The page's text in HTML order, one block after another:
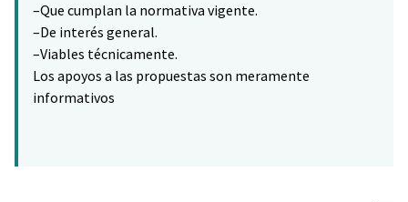
–Que cumplan la normativa vigente.
–De interés general.
–Viables técnicamente.
Los apoyos a las propuestas son meramente
informativos